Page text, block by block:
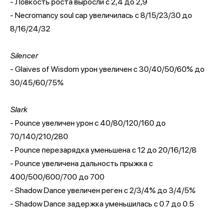
- Necromancy soul cap увеличилась с 8/15/23/30 до
8/16/24/32
Silencer
- Glaives of Wisdom урон увеличен с 30/40/50/60% до
30/45/60/75%
Slark
- Pounce увеличен урон с 40/80/120/160 до
70/140/210/280
- Pounce перезарядка уменьшена с 12 до 20/16/12/8
- Pounce увеличена дальность прыжка с
400/500/600/700 до 700
- Shadow Dance увеличен реген с 2/3/4% до 3/4/5%
- Shadow Dance задержка уменьшилась с 0.7 до 0.5